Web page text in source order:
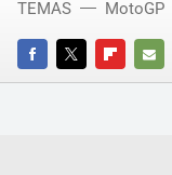
FACEBOOKTWITTERFLIPBOARD
E-
TEMAS MotoGP